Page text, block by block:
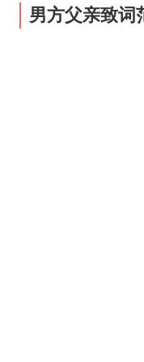
男方父亲致词